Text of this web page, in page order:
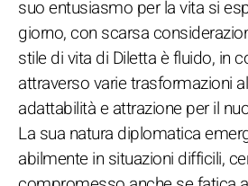
suo entusiasmo per la vita si
giorno, con scarsa
stile di vita di Diletta è fluido, in
attraverso varie trasformazioni
adattabilità e attrazione per il
La sua natura diplomatica
abilmente in situazioni difficili,